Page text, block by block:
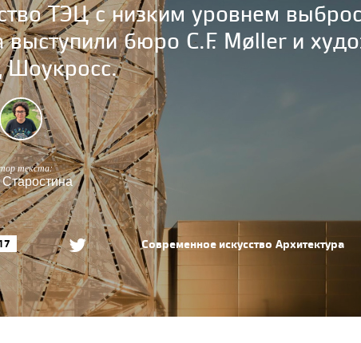
ТЭЦ с низким уровнем
выступили бюро C.F. Møller и
Шоукросс.
текста:
Современное искусство Архитектура